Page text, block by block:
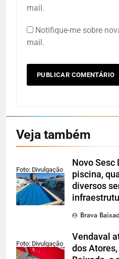
mail.
Notifique-me sobre
mail.
Veja também
Foto: Divulgação
Novo Sesc
piscina,
diversos
Brava
Foto: Divulgação
Vendaval
dos